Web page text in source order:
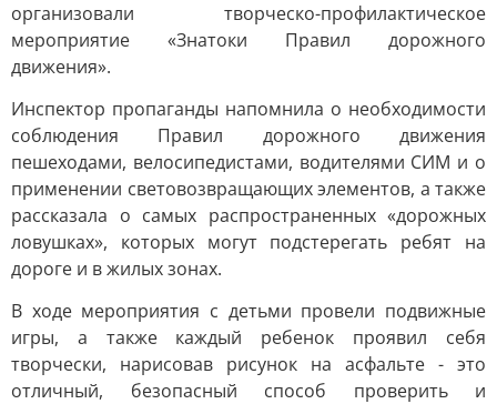
организовали творческо-профилактическое
мероприятие «Знатоки Правил дорожного
движения».
Инспектор пропаганды напомнила о необходимости
соблюдения Правил дорожного движения
пешеходами, велосипедистами, водителями СИМ и о
применении световозвращающих элементов, а также
рассказала о самых распространенных «дорожных
ловушках», которых могут подстерегать ребят на
дороге и в жилых зонах.
В ходе мероприятия с детьми провели подвижные
игры, а также каждый ребенок проявил себя
творчески, нарисовав рисунок на асфальте - это
отличный, безопасный способ проверить и